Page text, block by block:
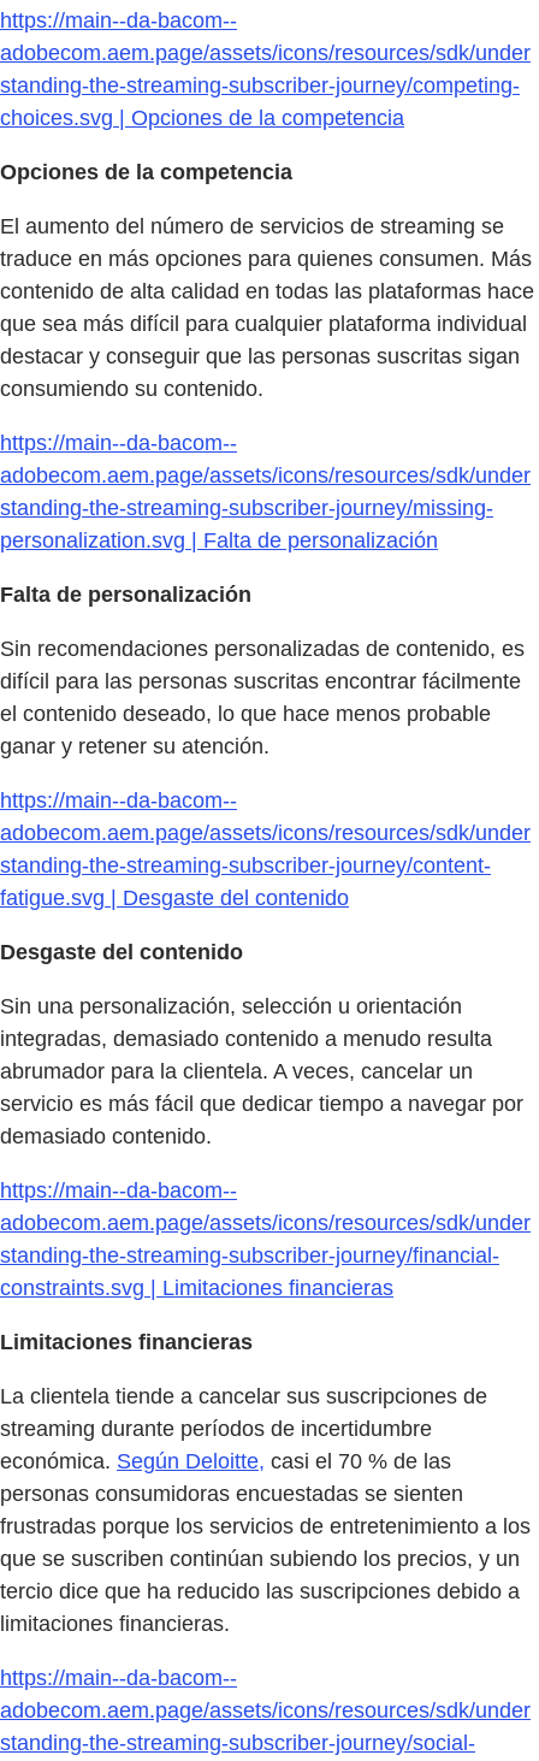
https://main--da-bacom--
adobecom.aem.page/assets/icons/resources/sdk/under
standing-the-streaming-subscriber-journey/competing-
choices.svg | Opciones de la competencia
Opciones de la competencia
El aumento del número de servicios de streaming se
traduce en más opciones para quienes consumen. Más
contenido de alta calidad en todas las plataformas hace
que sea más difícil para cualquier plataforma individual
destacar y conseguir que las personas suscritas sigan
consumiendo su contenido.
https://main--da-bacom--
adobecom.aem.page/assets/icons/resources/sdk/under
standing-the-streaming-subscriber-journey/missing-
personalization.svg | Falta de personalización
Falta de personalización
Sin recomendaciones personalizadas de contenido, es
difícil para las personas suscritas encontrar fácilmente
el contenido deseado, lo que hace menos probable
ganar y retener su atención.
https://main--da-bacom--
adobecom.aem.page/assets/icons/resources/sdk/under
standing-the-streaming-subscriber-journey/content-
fatigue.svg | Desgaste del contenido
Desgaste del contenido
Sin una personalización, selección u orientación
integradas, demasiado contenido a menudo resulta
abrumador para la clientela. A veces, cancelar un
servicio es más fácil que dedicar tiempo a navegar por
demasiado contenido.
https://main--da-bacom--
adobecom.aem.page/assets/icons/resources/sdk/under
standing-the-streaming-subscriber-journey/financial-
constraints.svg | Limitaciones financieras
Limitaciones financieras
La clientela tiende a cancelar sus suscripciones de
streaming durante períodos de incertidumbre
económica. Según Deloitte, casi el 70 % de las
personas consumidoras encuestadas se sienten
frustradas porque los servicios de entretenimiento a los
que se suscriben continúan subiendo los precios, y un
tercio dice que ha reducido las suscripciones debido a
limitaciones financieras.
https://main--da-bacom--
adobecom.aem.page/assets/icons/resources/sdk/under
standing-the-streaming-subscriber-journey/social-